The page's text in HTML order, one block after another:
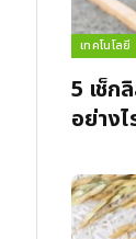
เทคโนโลยี
5 เช็ก
อย่าง